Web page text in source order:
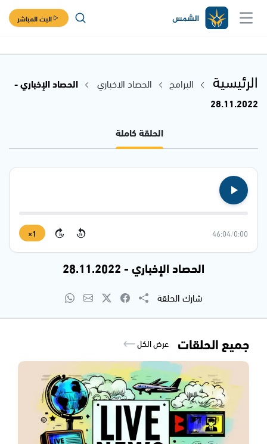
البث المباشر
الرئيسية البرامج الحصاد الاخباري
الحصاد الإخباري -
28.11.2022
الحلقة كاملة
0:00
/
46:04
15
15
1×
الحصاد الإخباري - 28.11.2022
شارك الحلقة
جميع الحلقات عرض الكل